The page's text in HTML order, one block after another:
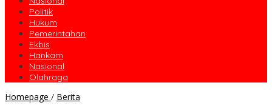
Politik
Hukum
Pemerintahan
Ekbis
Hankam
Nasional
Olahraga
Homepage / Berita